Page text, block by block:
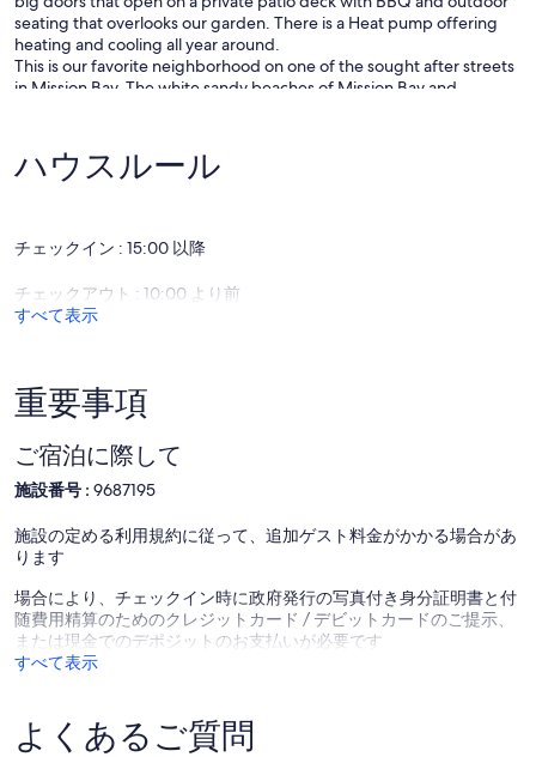
seating that overlooks our garden. There is a Heat pump offering
heating and cooling all year around.
This is our favorite neighborhood on one of the sought after streets
in Mission Bay. The white sandy beaches of Mission Bay and
happy to help out, we are always available to help. Our goal is to
help you feel at home.
bedroom is designed for children, not teenagers or adults. There
are sheets and towels along with shampoo or toiletries you may
water. All pots, pans and any kitchen utensils you could need are
here, if you want to cook please go ahead. There are basic scullery
Eastridge shopping Centre is only a few minutes walk from here. If
you prefers to dine out then everything you need is a short walk
of different restaurants offering global cuisines. Unlimited wireless
ハウスルール
チェックイン : 15:00 以降
チェックアウト : 10:00 より前
すべて表示
重要事項
ご宿泊に際して
施設番号 : 9687195
施設の定める利用規約に従って、追加ゲスト料金がかかる場合があ
ります
場合により、チェックイン時に政府発行の写真付き身分証明書と付
随費用精算のためのクレジットカード / デビットカードのご提示、
または現金でのデポジットのお支払いが必要です
すべて表示
よくあるご質問